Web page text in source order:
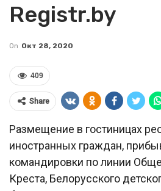
Registr.by
On Окт 28, 2020
409
Share
Размещение в гостиницах
иностранных граждан,
командировки по линии
Креста, Белорусского